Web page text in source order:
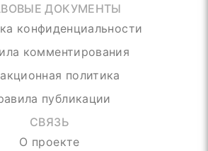
ДОКУМЕНТЫ
конфиденциальности
комментирования
политика
публикации
СВЯЗЬ
О проекте